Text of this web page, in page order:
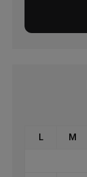
L M